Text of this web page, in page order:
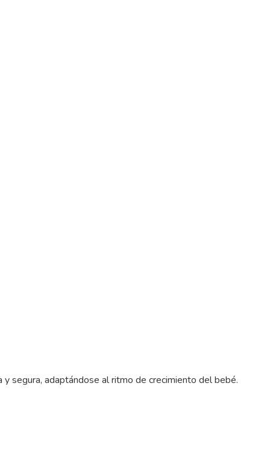
segura, adaptándose al ritmo de crecimiento del bebé.